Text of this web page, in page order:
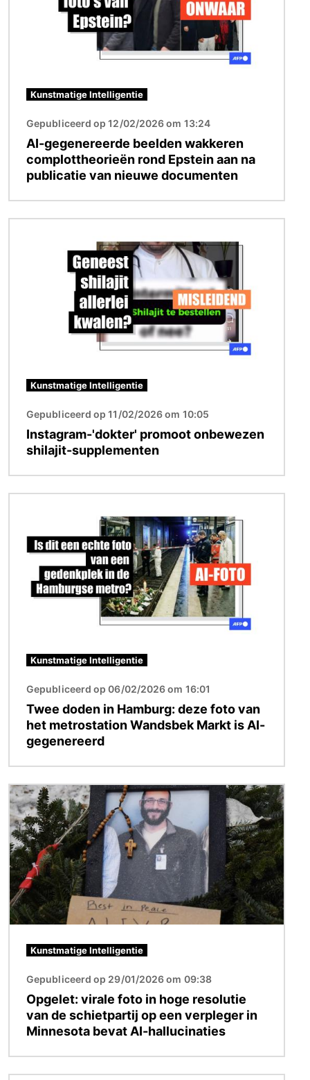
Kunstmatige Intelligentie
Gepubliceerd op 12/02/2026 om 13:24
AI-gegenereerde beelden wakkeren
complottheorieën rond Epstein aan na
publicatie van nieuwe documenten
Kunstmatige Intelligentie
Gepubliceerd op 11/02/2026 om 10:05
Instagram-'dokter' promoot onbewezen
shilajit-supplementen
Kunstmatige Intelligentie
Gepubliceerd op 06/02/2026 om 16:01
Twee doden in Hamburg: deze foto van
het metrostation Wandsbek Markt is AI-
gegenereerd
Afbeelding
Kunstmatige Intelligentie
Gepubliceerd op 29/01/2026 om 09:38
Opgelet: virale foto in hoge resolutie
van de schietpartij op een verpleger in
Minnesota bevat AI-hallucinaties